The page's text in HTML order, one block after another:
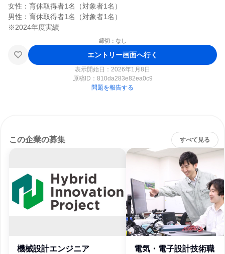
女性：育休取得者1名（対象者1名）
男性：育休取得者1名（対象者1名）
締切：なし
エントリー画面へ行く
表示開始日：2026年1月8日
原稿ID： 810da283e82ea0c9
問題を報告する
この企業の募集 すべて見る
機械設計エンジニア 電気・電子設計技術職